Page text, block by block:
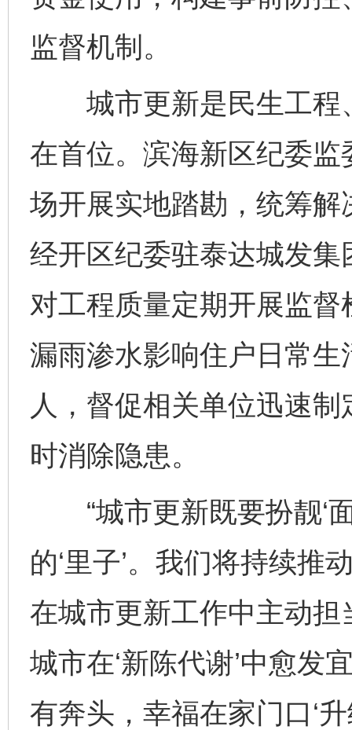
监督机制。
城市更新是民生工程
在首位。滨海新区纪委
场开展实地踏勘，统筹
经开区纪委驻泰达城发
对工程质量定期开展监
漏雨渗水影响住户日常
人，督促相关单位迅速
时消除隐患。
“城市更新既要扮靓‘面
的‘里子’。我们将持续推
在城市更新工作中主动
城市在‘新陈代谢’中愈发
有奔头，幸福在家门口‘